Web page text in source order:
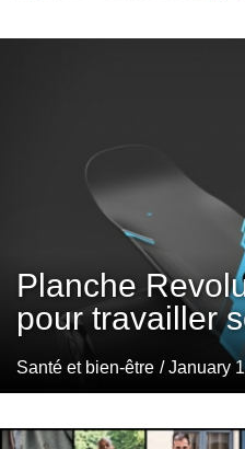
Planche
pour travailler
Santé et bien-être / January